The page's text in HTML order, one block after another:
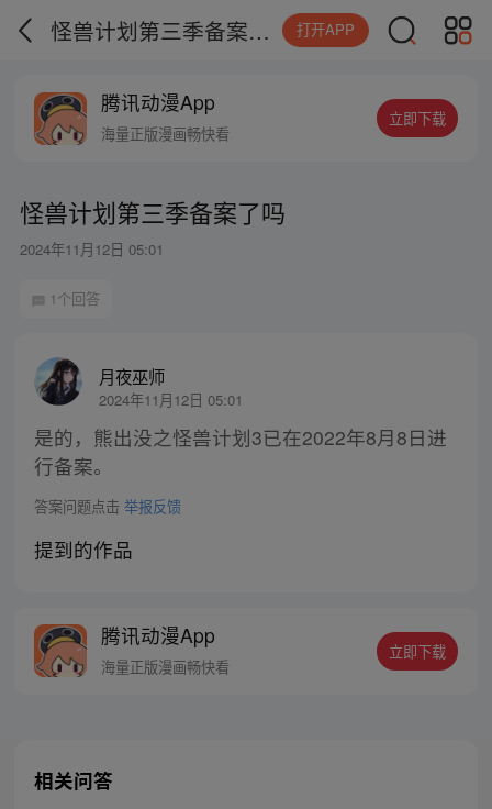
怪兽计划第三季备案了吗 打开APP
腾讯动漫App
海量正版漫画畅快看
立即下载
怪兽计划第三季备案了吗
2024年11月12日 05:01
1个回答
月夜巫师
2024年11月12日 05:01
是的，熊出没之怪兽计划3已在2022年8月8日进
行备案。
答案问题点击 举报反馈
提到的作品
腾讯动漫App
海量正版漫画畅快看
立即下载
相关问答